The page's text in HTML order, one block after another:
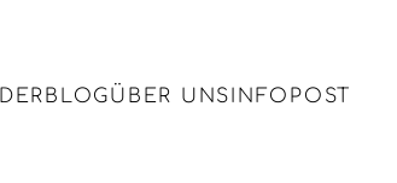
BLOGÜBER UNS INFOPOST